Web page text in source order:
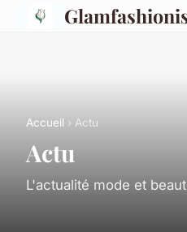
Accueil › Actu
Actu
L'actualité mode et